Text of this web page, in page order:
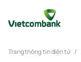
Trang thông tin điện tử